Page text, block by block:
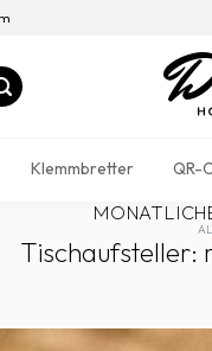
Klemmbretter QR-
Tischaufsteller: